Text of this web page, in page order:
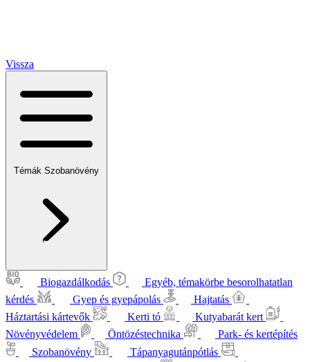
Vissza
Témák Szobanövény
Biogazdálkodás
Egyéb, témakörbe besorolhatatlan
kérdés
Gyep és gyepápolás
Hajtatás
Háztartási kártevők
Kerti tó
Kutyabarát kert
Növényvédelem
Öntözéstechnika
Park- és kertépítés
Szobanövény
Tápanyagutánpótlás